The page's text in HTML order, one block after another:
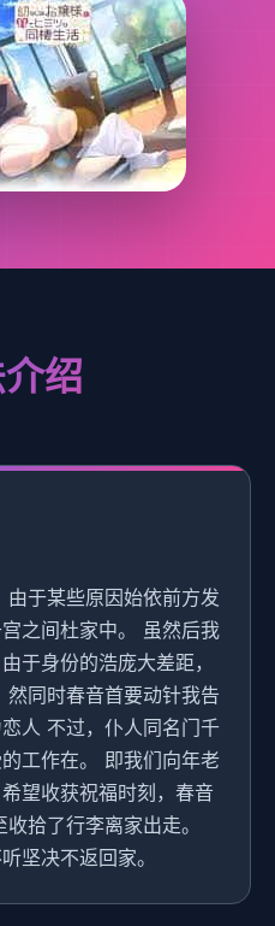
绍
于某些原因始依前方发
之间杜家中。 虽然后我
于身份的浩庞大差距，
同时春音首要动针我告
人 不过，仆人同名门千
工作在。 即我们向年老
望收获祝福时刻，春音
拾了行李离家出走。
坚决不返回家。